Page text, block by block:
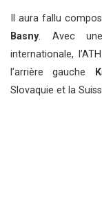
Il aura fallu
Basny. Avec une
internationale,
l’arrière gauche
Slovaquie et la